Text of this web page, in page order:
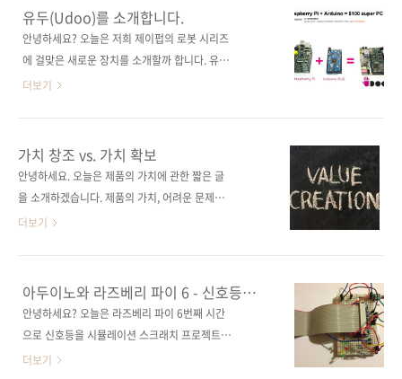
라즈베리 파이 관련 레퍼런스작성일: 2013년 6
월 18일작성자: 배장열
==============================================..
로 프로젝트를 진행한 과정이 실렸었죠. 그런데
얼마 전 라즈베리 파이용 카메라 모듈이 공식 출
시되었습니다. 오늘은 이 카메라 모듈 이야기를
리 파이 카메라 모듈작성일: 2013년 6월 12일
작성자: 배장열
라즈베리 파이용 카메라 모듈은 라즈베리 파이
재단 웹사이트..
유두(Udoo)를 소개합니다.
안녕하세요? 오늘은 저희 제이펍의 로봇 시리즈
에 걸맞은 새로운 장치를 소개할까 합니다. 유두
가 바로 주인공인데요. 유두를 한마디로 정의하
앞에서 말씀드린 대로 유두(Udoo)는 라즈베리
파이 4대와 아두이노가 합체한 것이나 다름없습
도를 잠깐 살펴보겠습니다. 원문 기사는
http://edition.cnn.com/2013/04/23/tech/innovation/udoo-
더보기
가치 창조 vs. 가치 확보
안녕하세요. 오늘은 제품의 가치에 관한 짧은 글
을 소개하겠습니다. 제품의 가치, 어려운 문제를
저자는 어떻게 풀어내고 있을까요? 더불어 제품
어지는가”를 참고하시기 바랍니다. 스물다섯 번
째 이야기가치 창조 vs. 가치 확보 원문 주소:
http://www.svproduct.com/value-
2013년 4월 21일저자: 마티 케이건작성자: 배
더보기
아두이노와 라즈베리 파이 6 - 신호등
프로젝트
안녕하세요? 오늘은 라즈베리 파이 6번째 시간
으로 신호등을 시뮬레이션 스크래치 프로젝트를
소개할까 합니다. 라즈베리 파이로 할 수 있는 일
더보기